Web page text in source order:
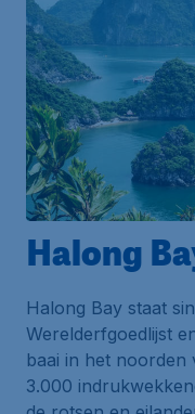
Halong
Halong Bay staat
Werelderfgoedlijst
baai in het noorden
3.000